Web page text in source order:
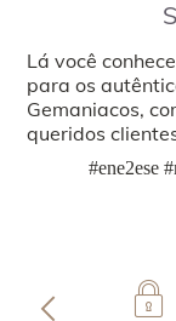
Lá você
para os
Gemaniacos,
queridos
#ene2ese